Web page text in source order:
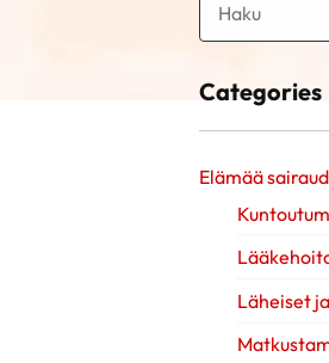
Categories
Elämää
Läheiset